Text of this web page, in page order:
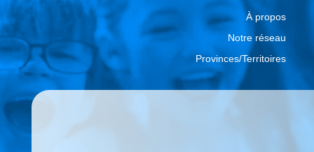
À propos
Notre réseau
Provinces/Territoires